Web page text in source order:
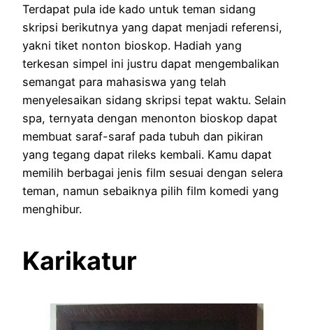
Terdapat pula ide kado untuk teman sidang
skripsi berikutnya yang dapat menjadi referensi,
yakni tiket nonton bioskop. Hadiah yang
terkesan simpel ini justru dapat mengembalikan
semangat para mahasiswa yang telah
menyelesaikan sidang skripsi tepat waktu. Selain
spa, ternyata dengan menonton bioskop dapat
membuat saraf-saraf pada tubuh dan pikiran
yang tegang dapat rileks kembali. Kamu dapat
memilih berbagai jenis film sesuai dengan selera
teman, namun sebaiknya pilih film komedi yang
menghibur.
Karikatur